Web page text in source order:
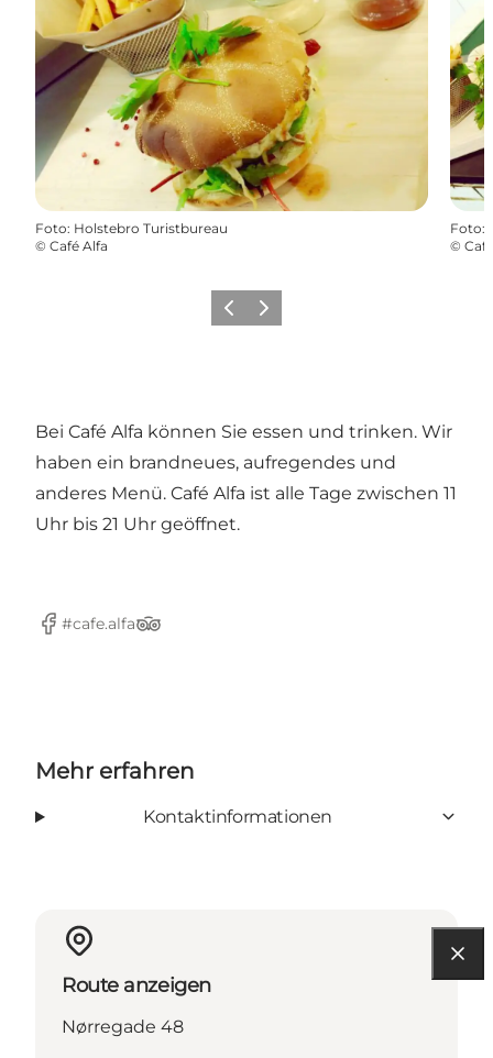
Foto: Holstebro Turistbureau
© Café Alfa
Foto:
©
ZurückWeiter
Bei Café Alfa können Sie essen und trinken. Wir
haben ein brandneues, aufregendes und
anderes Menü. Café Alfa ist alle Tage zwischen 11
Uhr bis 21 Uhr geöffnet.
Facebook
#cafe.alfa
TripAdvisor
Mehr erfahren
Kontaktinformationen
Route anzeigen
Nørregade 48